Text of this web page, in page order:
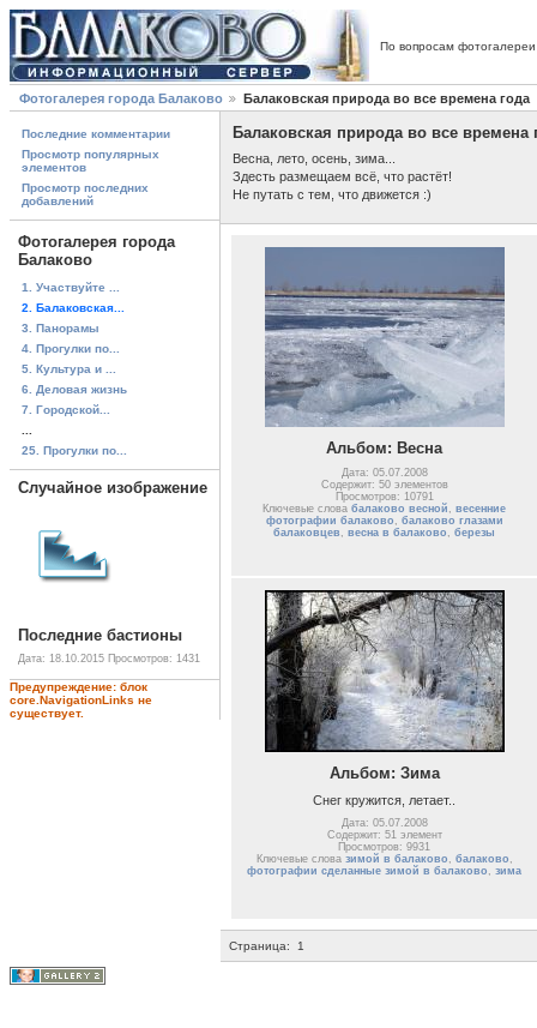
По вопросам
Фотогалерея города Балаково Балаковская природа во все времена года
Последние комментарии
Просмотр популярных
элементов
Просмотр последних
добавлений
Фотогалерея города
Балаково
1. Участвуйте ...
2. Балаковская...
3. Панорамы
4. Прогулки по...
5. Культура и ...
6. Деловая жизнь
7. Городской...
25. Прогулки по...
Случайное изображение
Последние бастионы
Дата: 18.10.2015 Просмотров: 1431
Предупреждение: блок
core.NavigationLinks не
существует.
Балаковская природа во все времена
Весна, лето, осень, зима...
Здесть размещаем всё, что растёт!
Не путать с тем, что движется :)
Альбом: Весна
Дата: 05.07.2008
Содержит: 50 элементов
Просмотров: 10791
Ключевые слова балаково весной
весенние
фотографии балаково
балаково глазами
балаковцев
весна в балаково березы
Альбом: Зима
Снег кружится, летает..
Дата: 05.07.2008
Содержит: 51 элемент
Просмотров: 9931
Ключевые слова зимой в балаково , балаково ,
фотографии сделанные зимой в балаково , зима
Страница: 1